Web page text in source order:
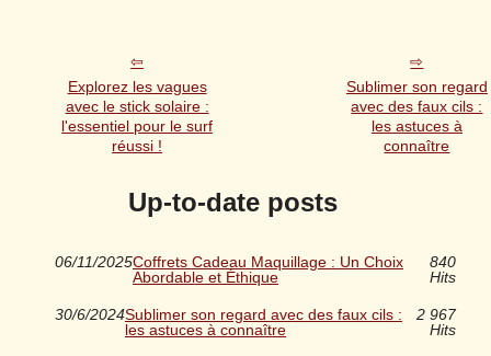
Explorez les vagues
avec le stick solaire :
l'essentiel pour le surf
réussi !
Sublimer son regard
avec des faux cils :
les astuces à
connaître
Up-to-date posts
06/11/2025Coffrets Cadeau Maquillage : Un Choix
Abordable et Éthique
840
Hits
30/6/2024Sublimer son regard avec des faux cils :
les astuces à connaître
2 967
Hits